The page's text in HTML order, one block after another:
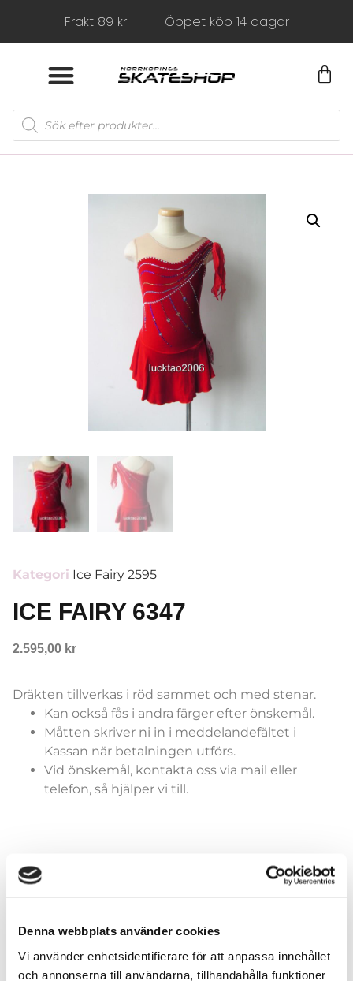
Denna webbplats använder cookies
Vi använder enhetsidentifierare för att anpassa innehållet
och annonserna till användarna, tillhandahålla funktioner
Frakt 89 kr Öppet köp 14 dagar
Kategori Ice Fairy 2595
ICE FAIRY 6347
2.595,00 kr
Dräkten tillverkas i röd sammet och med stenar.
Kan också fås i andra färger efter önskemål.
Måtten skriver ni in i meddelandefältet i
Kassan när betalningen utförs.
Vid önskemål, kontakta oss via mail eller
telefon, så hjälper vi till.
Storlekar (dräkter)